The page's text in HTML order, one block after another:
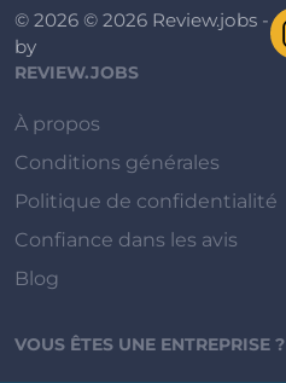
© 2026 © 2026 Review.jobs -
by
REVIEW.JOBS
À propos
Conditions générales
Politique de confidentialité
Confiance dans les avis
Blog
VOUS ÊTES UNE ENTREPRISE ?